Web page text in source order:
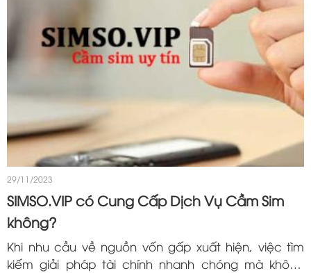
29/11/2023
SIMSO.VIP có Cung Cấp Dịch Vụ Cầm Sim
không?
Khi nhu cầu về nguồn vốn gấp xuất hiện, việc tìm
kiếm giải pháp tài chính nhanh chóng mà không